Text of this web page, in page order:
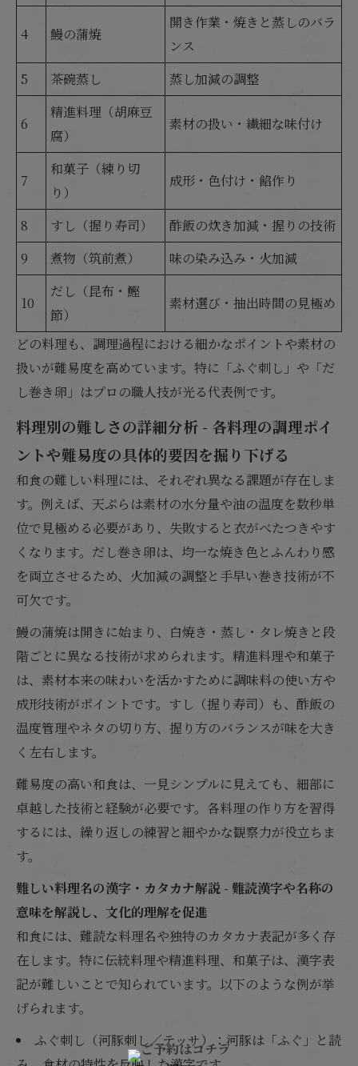
4 鰻の蒲焼
開き作業・焼きと蒸しのバラ
ンス
5
茶碗蒸し 蒸し加減の調整
6
精進料理（胡麻豆
腐）
素材の扱い・繊細な味付け
7
和菓子（練り切
り）
成形・色付け・餡作り
8 すし（握り寿司）
酢飯の炊き加減・握りの技術
9
煮物（筑前煮） 味の染み込み・火加減
10
だし（昆布・鰹
節）
素材選び・抽出時間の見極め
どの料理も、調理過程における細かなポイントや素材の
扱いが難易度を高めています。特に「ふぐ刺し」や「だ
し巻き卵」はプロの職人技が光る代表例です。
料理別の難しさの詳細分析 - 各料理の調理ポイ
ントや難易度の具体的要因を掘り下げる
和食の難しい料理には、それぞれ異なる課題が存在しま
す。例えば、天ぷらは素材の水分量や油の温度を数秒単
位で見極める必要があり、失敗すると衣がべたつきやす
くなります。だし巻き卵は、均一な焼き色とふんわり感
を両立させるため、火加減の調整と手早い巻き技術が不
可欠です。
鰻の蒲焼は開きに始まり、白焼き・蒸し・タレ焼きと段
階ごとに異なる技術が求められます。精進料理や和菓子
は、素材本来の味わいを活かすために調味料の使い方や
成形技術がポイントです。すし（握り寿司）も、酢飯の
温度管理やネタの切り方、握り方のバランスが味を大き
く左右します。
難易度の高い和食は、一見シンプルに見えても、細部に
卓越した技術と経験が必要です。各料理の作り方を習得
するには、繰り返しの練習と細やかな観察力が役立ちま
す。
難しい料理名の漢字・カタカナ解説 - 難読漢字や名称の
意味を解説し、文化的理解を促進
和食には、難読な料理名や独特のカタカナ表記が多く存
在します。特に伝統料理や精進料理、和菓子は、漢字表
記が難しいことで知られています。以下のような例が挙
げられます。
ふぐ刺し（河豚刺し／テッサ）：河豚は「ふぐ」と読